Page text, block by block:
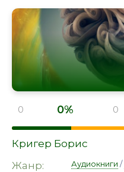
0 0% 0
Кригер Борис
Жанр:
Аудиокниги /